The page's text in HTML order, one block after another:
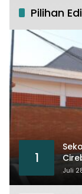
Pilihan
1
Juli